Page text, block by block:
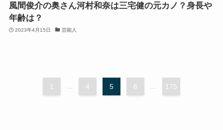
風間俊介の奥さん河村和奈は三宅健の元カノ？身長や
年齢は？
2023年4月15日 芸能人
1 4 5 6 175